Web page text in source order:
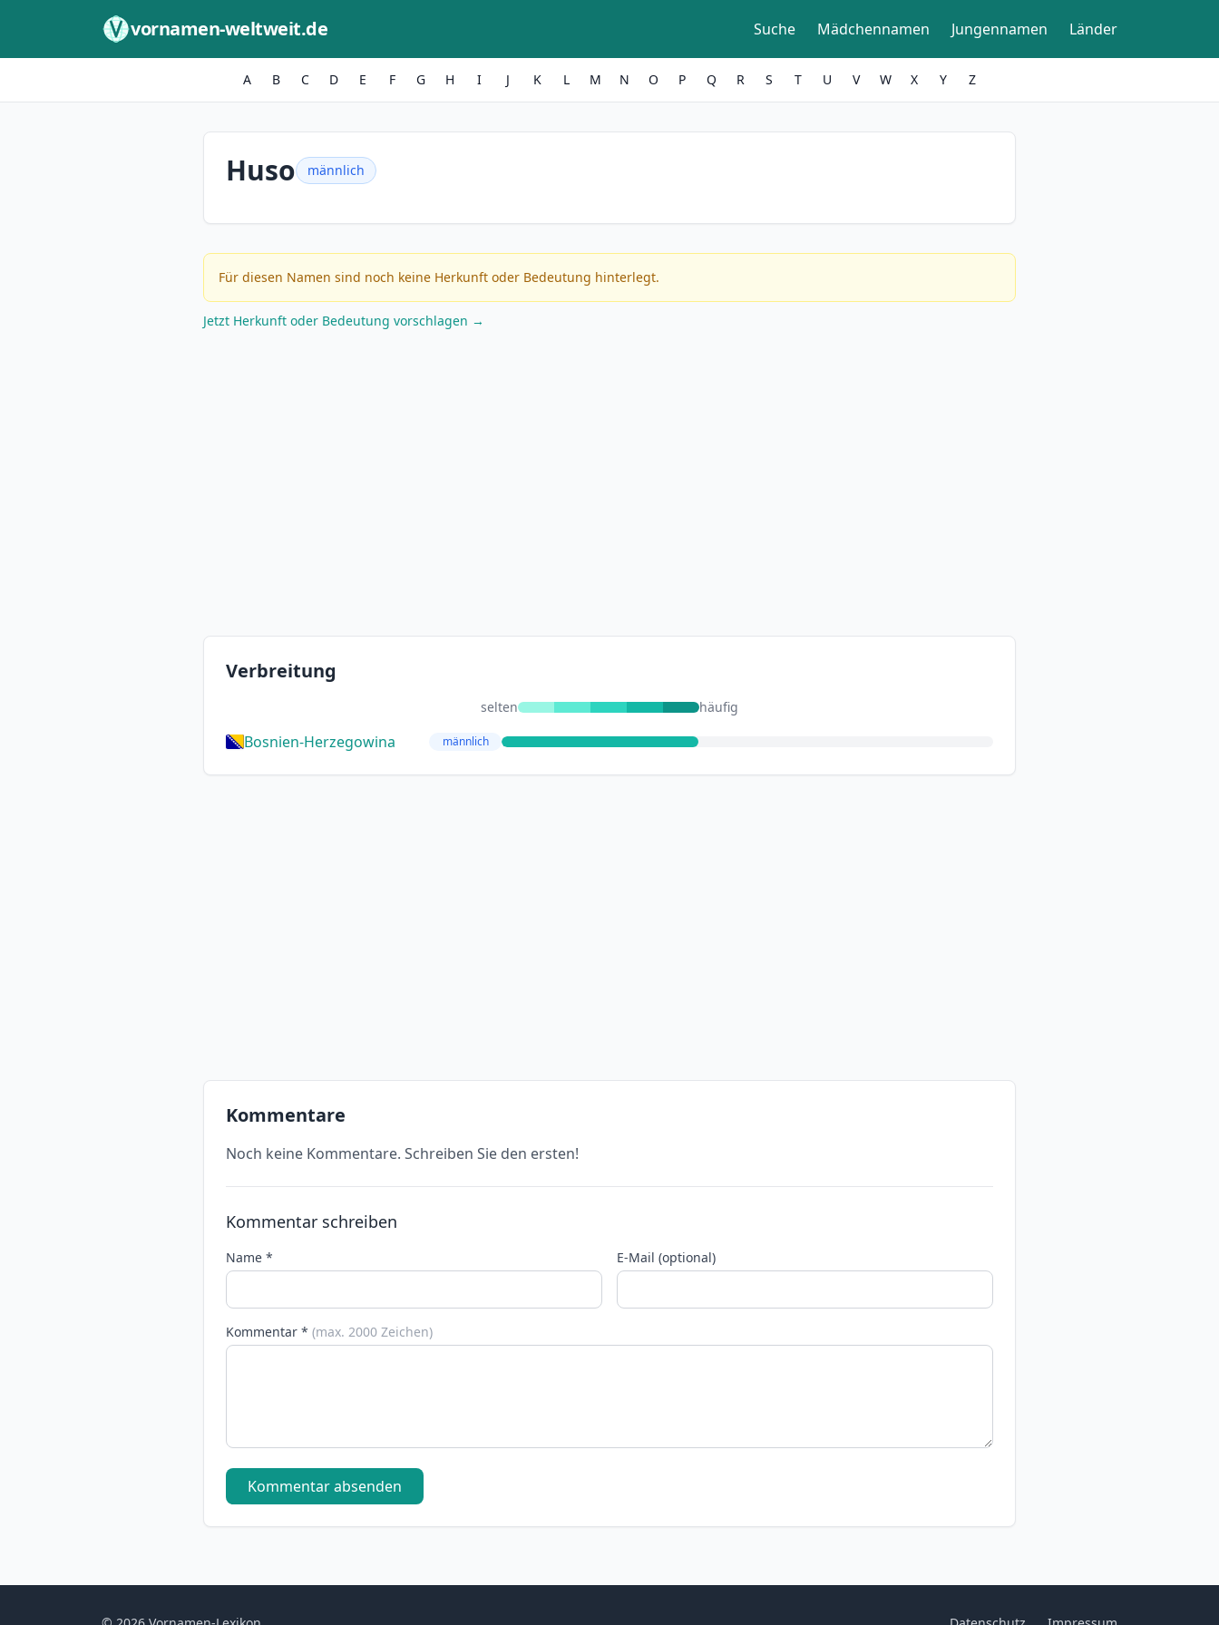
vornamen-weltweit.de Suche Mädchennamen Jungennamen Länder
A B C D E F G H I J K L M N O P Q R S T U V W X Y Z
Huso männlich
Für diesen Namen sind noch keine Herkunft oder Bedeutung hinterlegt.
Jetzt Herkunft oder Bedeutung vorschlagen →
Verbreitung
selten häufig
Bosnien-Herzegowina männlich
Kommentare
Noch keine Kommentare. Schreiben Sie den ersten!
Kommentar schreiben
Name * E-Mail (optional)
Kommentar * (max. 2000 Zeichen)
Kommentar absenden